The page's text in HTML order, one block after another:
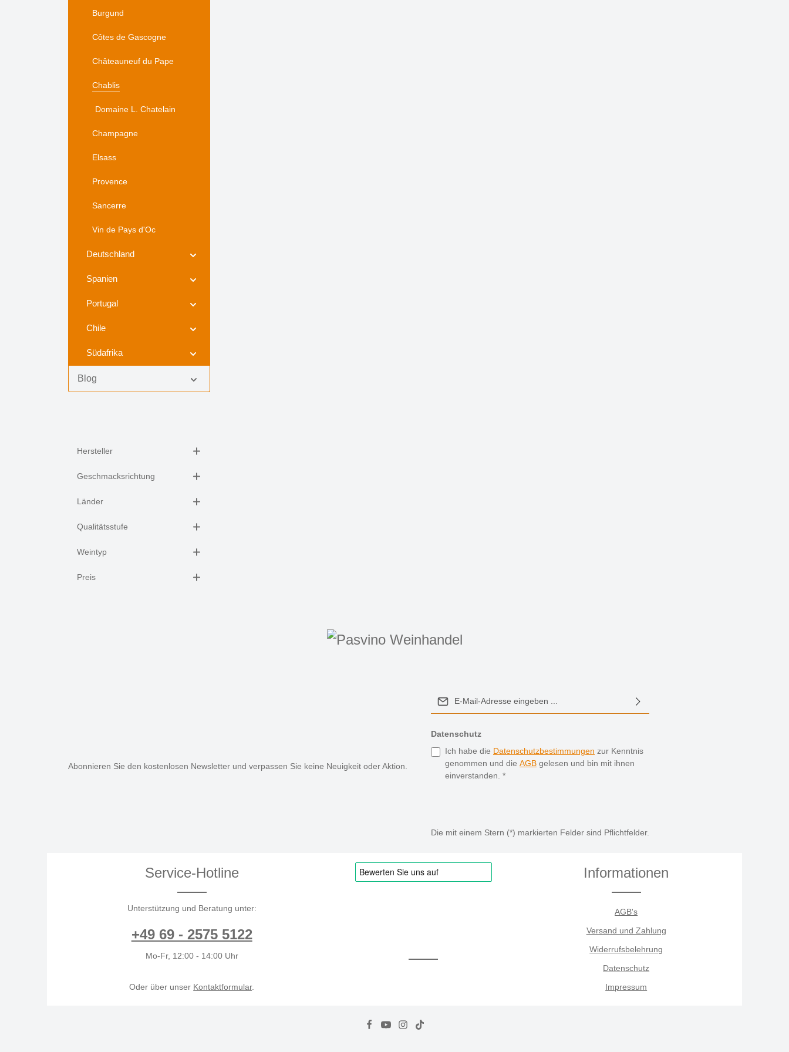
Burgund
Côtes de Gascogne
Châteauneuf du Pape
Chablis
Domaine L. Chatelain
Champagne
Elsass
Provence
Sancerre
Vin de Pays d'Oc
Deutschland
Spanien
Portugal
Chile
Südafrika
Blog
Hersteller
Geschmacksrichtung
Länder
Qualitätsstufe
Weintyp
Preis
Abonnieren Sie den kostenlosen Newsletter und verpassen Sie keine Neuigkeit oder Aktion.
Datenschutz
Ich habe die Datenschutzbestimmungen zur Kenntnis
genommen und die AGB gelesen und bin mit ihnen
einverstanden. *
Die mit einem Stern (*) markierten Felder sind Pflichtfelder.
Service-Hotline
Unterstützung und Beratung unter:
+49 69 - 2575 5122
Mo-Fr, 12:00 - 14:00 Uhr
Oder über unser Kontaktformular.
Informationen
AGB's
Versand und Zahlung
Widerrufsbelehrung
Datenschutz
Impressum